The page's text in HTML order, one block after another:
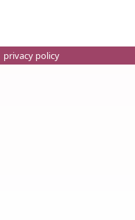
privacy policy